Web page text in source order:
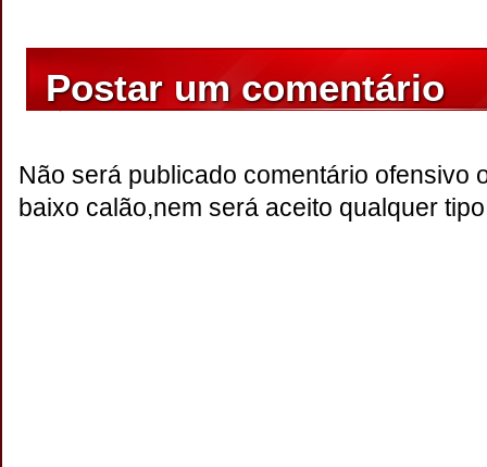
Postar um comentário
Não será publicado comentário ofensivo
baixo calão,nem será aceito qualquer